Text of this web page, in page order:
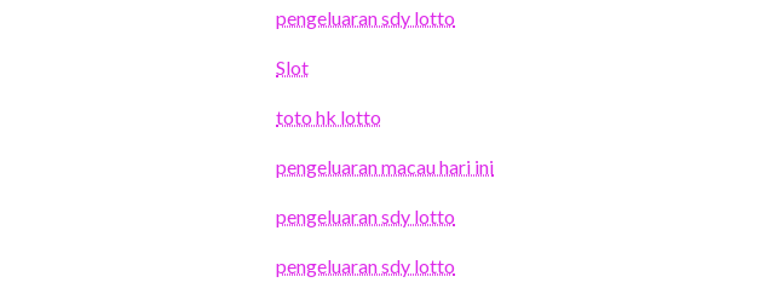
pengeluaran sdy lotto
Slot
toto hk lotto
pengeluaran macau hari ini
pengeluaran sdy lotto
pengeluaran sdy lotto